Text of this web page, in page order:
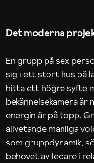
Det moderna
En grupp på sex
sig i ett stort hus på
hitta ett högre syfte
bekännelsekamera
energin är på topp.
allvetande manliga
som gruppdynamik,
behovet av ledare i